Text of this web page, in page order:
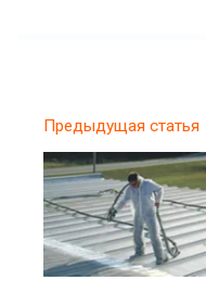
Предыдущая статья